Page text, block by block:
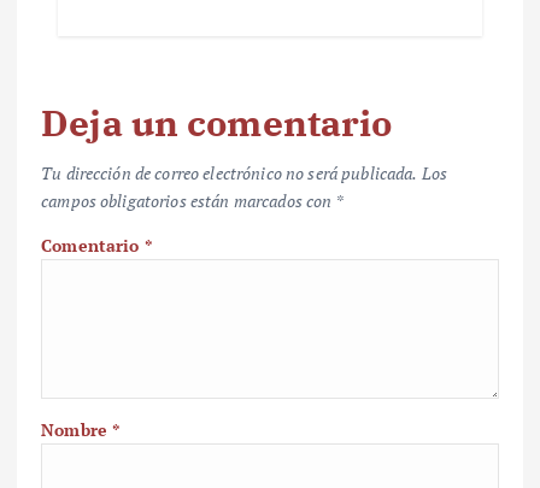
Deja un comentario
Tu dirección de correo electrónico no será publicada. Los
campos obligatorios están marcados con *
Comentario *
Nombre*